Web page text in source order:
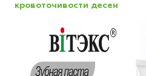
кровоточивости десен